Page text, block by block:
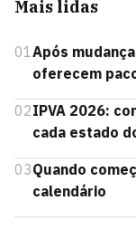
Mais lidas
01Após
oferecem
02IPVA 2026:
cada estado
03Quando
calendário